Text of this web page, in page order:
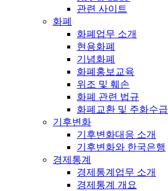
관련 사이트
화폐
화폐업무 소개
현용화폐
기념화폐
화폐홍보교육
위조 및 훼손
화폐 관련 법규
화폐교환 및 주화수급
기후변화
기후변화대응 소개
기후변화와 한국은행
경제통계
경제통계업무 소개
경제통계 개요